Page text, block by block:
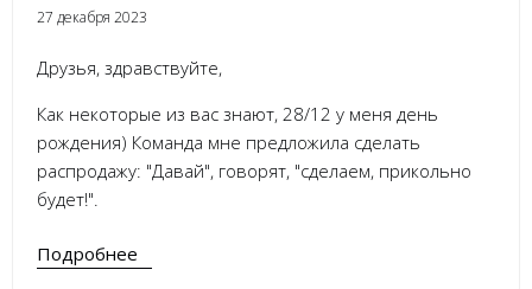
27 декабря 2023
Друзья, здравствуйте,
Как некоторые из вас знают, 28/12 у меня день
рождения) Команда мне предложила сделать
распродажу: "Давай", говорят, "сделаем, прикольно
будет!".
Подробнее